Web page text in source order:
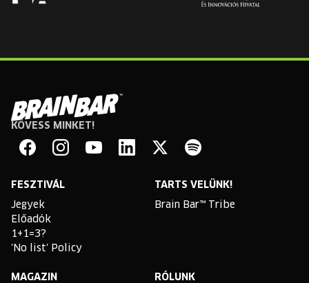
Brain
Bar
KÖVESS MINKET!
FESZTIVÁL
Jegyek
Előadók
1+1=3?
'No list' Policy
TARTS VELÜNK!
Brain Bar™ Tribe
MAGAZIN RÓLUNK